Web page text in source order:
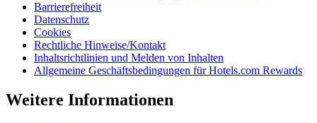
Barrierefreiheit
Datenschutz
Cookies
Rechtliche Hinweise/Kontakt
Inhaltsrichtlinien und Melden von Inhalten
Allgemeine Geschäftsbedingungen für Hotels.com Rewards
Weitere Informationen